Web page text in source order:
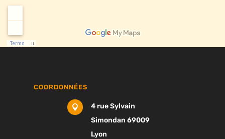
COORDONNÉES

4 rue Sylvain
Simondan 69009
Lyon